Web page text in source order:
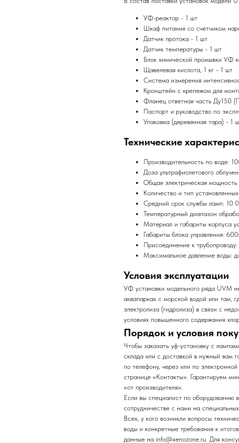
УФ-реактор - 1 шт
Шкаф питания со счетчиком
Датчик протока - 1 шт
Датчик температуры - 1 шт
Блок химической промывки УФ
Щавелевая кислота, 1 кг - 1 шт
Система измерения
Кронштейн с крепежом для
Фланец ответная часть Ду150
Паспорт и руководство по
Упаковка (деревянная тара) - 1
Технические
Производительность по воде:
Доза ультрафиолетового
Общая электрическая
Количество и тип
Средний срок службы ламп: 10
Температурный диапазон
Материал и габариты корпуса
Габариты блока управления:
Присоединение к
Максимальное давление воды:
Условия эксплуатации
УФ установки модельного ряда UVM
аквапарках с морской водой или там,
электролиза (гидролиза) в связи с
условиях повышенного содержания
Порядок и условия
Чтобы заказать уф-установку с
склада или с доставкой в нужный вам
по телефону, через или по
странице «Контакты». Гарантируем
«от производителя».
Если вы специалист по оборудованию
сотрудничестве с нами на
Всех, у кого возникли вопросы
воды и конкретные требования к
данные на info@xenozone.ru. Для